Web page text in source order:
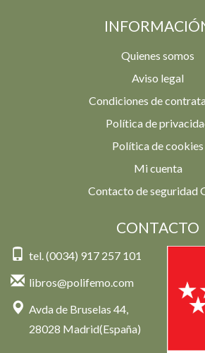
Quienes somos
Aviso legal
Condiciones de
Política de
Política de cookies
Mi cuenta
Contacto de seguridad
CONTACTO
tel. (0034) 917 257 101
libros@polifemo.com
Avda de Bruselas 44,
28028 Madrid(España)